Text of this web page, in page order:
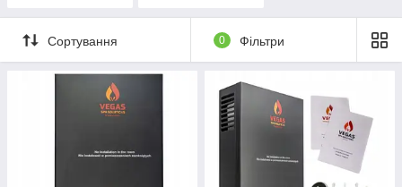
Сортування 0 Фільтри